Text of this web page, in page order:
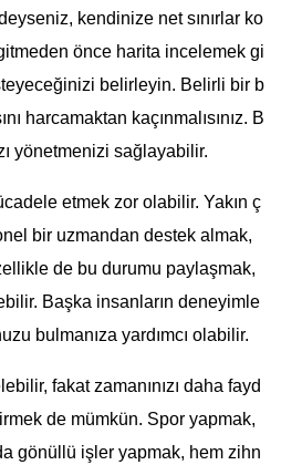
kendinize net sınırlar ko
gitmeden önce harita incelemek gi
belirleyin. Belirli bir b
harcamaktan kaçınmalısınız. B
yönetmenizi sağlayabilir.
etmek zor olabilir. Yakın ç
bir uzmandan destek almak,
de bu durumu paylaşmak,
Başka insanların deneyimle
bulmanıza yardımcı olabilir.
fakat zamanınızı daha fayd
de mümkün. Spor yapmak,
gönüllü işler yapmak, hem zihn